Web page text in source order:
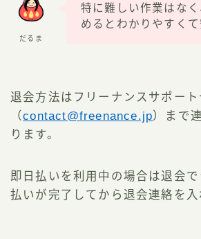
だるま
特に難しい作業はな
めるとわかりやすくて
退会方法はフリーナンスサポート
（contact@freenance.jp）まで
ります。
即日払いを利用中の場合は退会で
払いが完了してから退会連絡を入